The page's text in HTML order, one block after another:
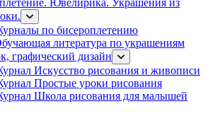
Ювелирика. Украшения из
по бисероплетению
литература по украшениям
графический дизайн
Искусство рисования и живописи
Простые уроки рисования
Школа рисования для малышей